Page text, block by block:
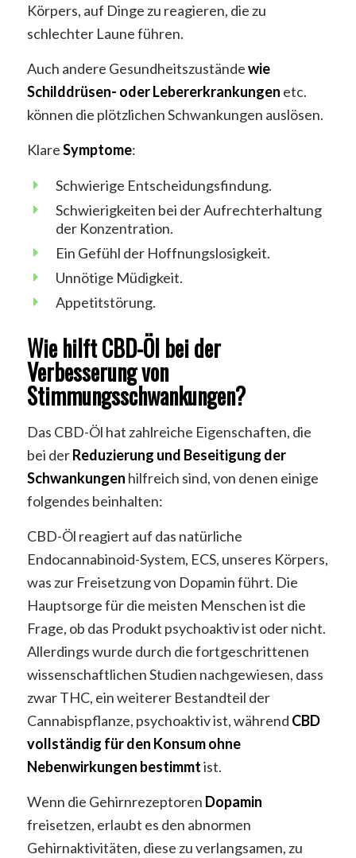
Körpers, auf Dinge zu reagieren, die zu
schlechter Laune führen.
Auch andere Gesundheitszuständewie
Schilddrüsen- oder Lebererkrankungen etc.
können die plötzlichen Schwankungen auslösen.
KlareSymptome:
Schwierige Entscheidungsfindung.
Schwierigkeiten bei der Aufrechterhaltung
der Konzentration.
Ein Gefühl der Hoffnungslosigkeit.
Unnötige Müdigkeit.
Appetitstörung.
Wie hilft CBD-Öl bei der
Verbesserung von
Stimmungsschwankungen?
Das CBD-Öl hat zahlreiche Eigenschaften, die
bei derReduzierung und Beseitigung der
Schwankungen hilfreich sind, von denen einige
folgendes beinhalten:
CBD-Öl reagiert auf das natürliche
Endocannabinoid-System, ECS, unseres Körpers,
was zur Freisetzung von Dopamin führt. Die
Hauptsorge für die meisten Menschen ist die
Frage, ob das Produkt psychoaktiv ist oder nicht.
Allerdings wurde durch die fortgeschrittenen
wissenschaftlichen Studien nachgewiesen, dass
zwar THC, ein weiterer Bestandteil der
Cannabispflanze, psychoaktiv ist, während CBD
vollständig für den Konsum ohne
Nebenwirkungen bestimmtist.
Wenn die Gehirnrezeptoren Dopamin
freisetzen, erlaubt es den abnormen
Gehirnaktivitäten, diese zu verlangsamen, zu